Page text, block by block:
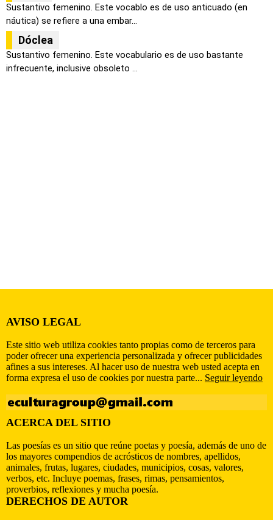
Sustantivo femenino. Este vocablo es de uso anticuado (en
náutica) se refiere a una embar...
Dóclea
Sustantivo femenino. Este vocabulario es de uso bastante
infrecuente, inclusive obsoleto ...
AVISO LEGAL
Este sitio web utiliza cookies tanto propias como de terceros para
poder ofrecer una experiencia personalizada y ofrecer publicidades
afines a sus intereses. Al hacer uso de nuestra web usted acepta en
forma expresa el uso de cookies por nuestra parte... Seguir leyendo
ACERCA DEL SITIO
Las poesías es un sitio que reúne poetas y poesía, además de uno de
los mayores compendios de acrósticos de nombres, apellidos,
animales, frutas, lugares, ciudades, municipios, cosas, valores,
verbos, etc. Incluye poemas, frases, rimas, pensamientos,
proverbios, reflexiones y mucha poesía.
DERECHOS DE AUTOR